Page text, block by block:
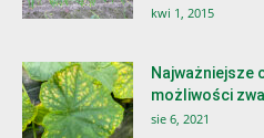
kwi 1, 2015
Najważniejsze
możliwości
sie 6, 2021